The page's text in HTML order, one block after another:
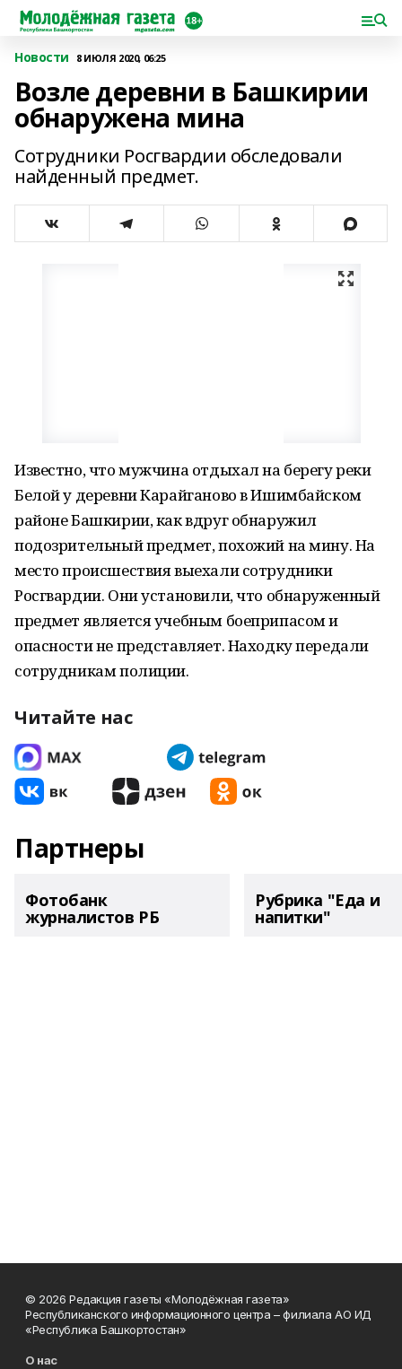
Новости 8 ИЮЛЯ 2020, 06:25
Возле деревни в Башкирии
обнаружена мина
Сотрудники Росгвардии обследовали
найденный предмет.
Известно, что мужчина отдыхал на берегу реки
Белой у деревни Карайганово в Ишимбайском
районе Башкирии, как вдруг обнаружил
подозрительный предмет, похожий на мину. На
место происшествия выехали сотрудники
Росгвардии. Они установили, что обнаруженный
предмет является учебным боеприпасом и
опасности не представляет. Находку передали
сотрудникам полиции.
Читайте нас
Партнеры
Фотобанк
журналистов РБ
Рубрика "Еда и
напитки"
© 2026 Редакция газеты «Молодёжная газета»
Республиканского информационного центра – филиала АО ИД
«Республика Башкортостан»
О нас